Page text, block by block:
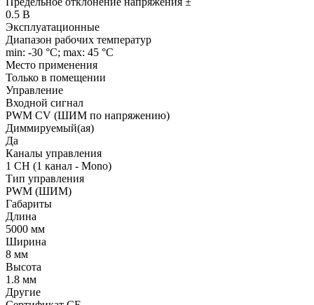
0.5 В
Эксплуатационные
Диапазон рабочих температур
min: -30 °C; max: 45 °C
Место применения
Только в помещении
Управление
Входной сигнал
PWM СV (ШИМ по напряжению)
Диммируемый(ая)
Да
Каналы управления
1 CH (1 канал - Mono)
Тип управления
PWM (ШИМ)
Габариты
Длина
5000 мм
Ширина
8 мм
Высота
1.8 мм
Другие